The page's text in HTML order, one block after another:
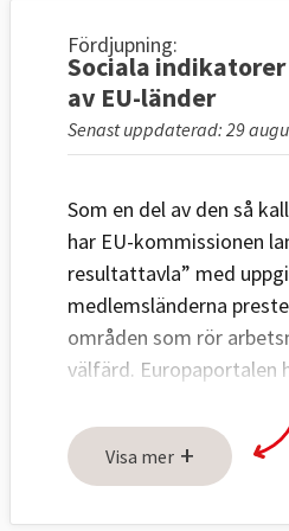
Fördjupning:
Sociala
av EU-länder
Senast uppdaterad: 29
Som en del av den så
har EU-kommissionen
resultattavla” med
medlemsländerna
områden som rör
välfärd. Europaportalen
medlemsländerna för
1-5 beroende på hur
Visa mer +